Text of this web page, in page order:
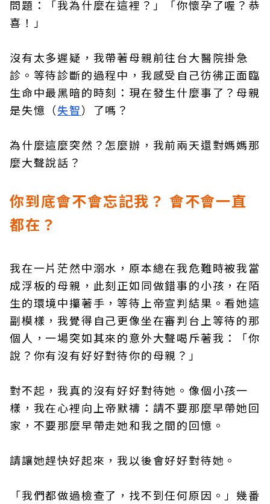
問題：「我為什麼在這裡？」「你懷孕了喔？恭
喜！」
沒有太多遲疑，我帶著母親前往台大醫院掛急
診。等待診斷的過程中，我感受自己彷彿正面臨
生命中最黑暗的時刻：現在發生什麼事了？母親
是失憶（失智）了嗎？
為什麼這麼突然？怎麼辦，我前兩天還對媽媽那
麼大聲說話？
你到底會不會忘記我？ 會不會一直
都在？
我在一片茫然中溺水，原本總在我危難時被我當
成浮板的母親，此刻正如同做錯事的小孩，在陌
生的環境中攥著手，等待上帝宣判結果。看她這
副模樣，我覺得自己更像坐在審判台上等待的那
個人，一場突如其來的意外大聲喝斥著我：「你
說？你有沒有好好對待你的母親？」
對不起，我真的沒有好好對待她。像個小孩一
樣，我在心裡向上帝默禱：請不要那麼早帶她回
家，不要那麼早帶走她和我之間的回憶。
請讓她趕快好起來，我以後會好好對待她。
「我們都做過檢查了，找不到任何原因。」幾番